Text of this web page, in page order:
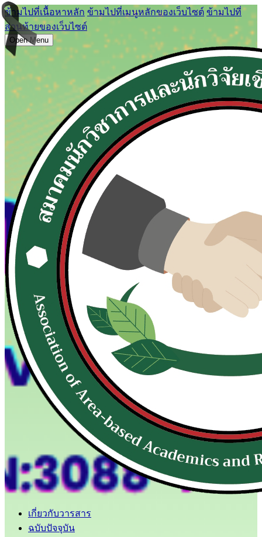
ข้ามไปที่เนื้อหาหลัก ข้ามไปที่เมนูหลักของเว็บไซต์ ข้ามไปที่
ส่วนท้ายของเว็บไซต์
Open Menu
เกี่ยวกับวารสาร
ฉบับปัจจุบัน